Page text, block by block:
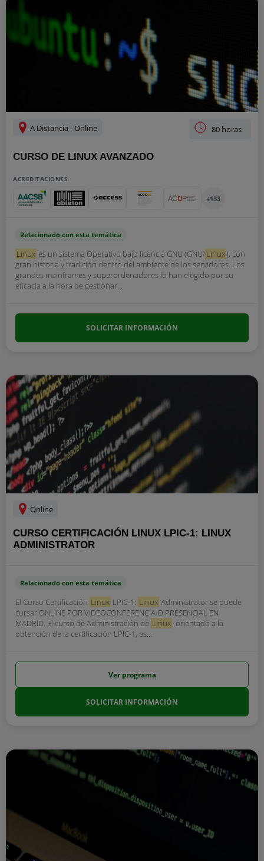
A Distancia - Online 80 horas
CURSO DE LINUX AVANZADO
ACREDITACIONES
+133
Relacionado con esta temática
Linux es un sistema Operativo bajo licencia GNU (GNU/Linux), con
gran historia y tradición dentro del ambiente de los servidores. Los
grandes mainframes y superordenadores lo han elegido por su
eficacia a la hora de gestionar...
SOLICITAR INFORMACIÓN
Online
CURSO CERTIFICACIÓN LINUX LPIC-1: LINUX
ADMINISTRATOR
Relacionado con esta temática
El Curso Certificación Linux LPIC-1: Linux Administrator se puede
cursar ONLINE POR VIDEOCONFERENCIA O PRESENCIAL EN
MADRID. El curso de Administración de Linux, orientado a la
obtención de la certificación LPIC-1, es...
Ver programa
SOLICITAR INFORMACIÓN